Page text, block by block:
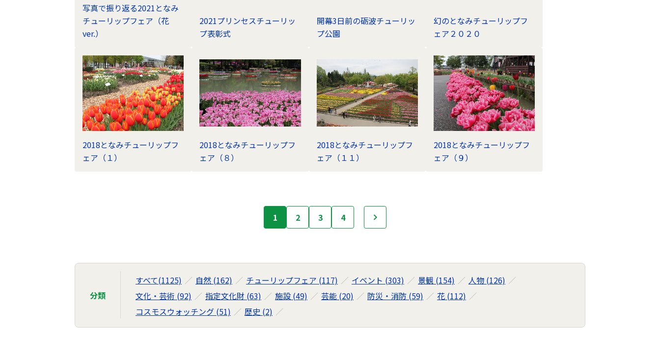
写真で振り返る2021となみ
チューリップフェア（花
ver.）
2021プリンセスチューリッ
プ表彰式
開幕3日前の砺波チューリッ
プ公園
幻のとなみチューリップフ
ェア２０２０
2018となみチューリップフ
ェア（１）
2018となみチューリップフ
ェア（８）
2018となみチューリップフ
ェア（１１）
2018となみチューリップフ
ェア（９）
イ
ナ
1 2 3 4
分類
すべて(1125) 自然 (162) チューリップフェア (117) イベント (303) 景観 (154)
人物 (126)
文化・芸術 (92)
指定文化財 (63) 施設 (49) 芸能 (20) 防災・消防 (59)
花 (112)
コスモスウォッチング (51)
歴史 (2)